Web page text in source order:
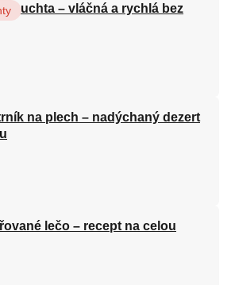
buchta – vláčná a rychlá bez
na plech – nadýchaný dezert
lečo – recept na celou